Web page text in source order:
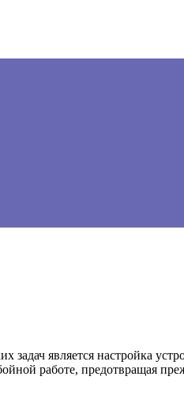
является настройка
работе, предотвращая